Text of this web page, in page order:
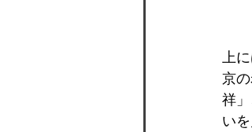
上
京
祥
い